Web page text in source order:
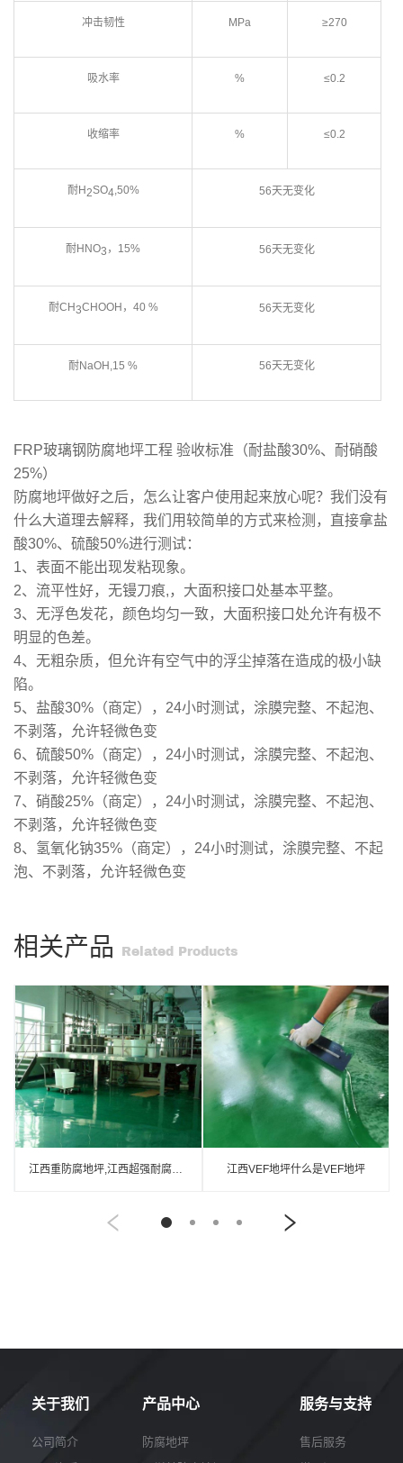
冲击韧性 MPa ≥270
吸水率 % ≤0.2
收缩率 % ≤0.2
耐H2SO4,50% 56天无变化
耐HNO3 ，15% 56天无变化
耐CH3CHOOH，40 % 56天无变化
耐NaOH,15 % 56天无变化
FRP玻璃钢防腐地坪工程 验收标准（耐盐酸30%、耐硝酸
25%）
防腐地坪做好之后，怎么让客户使用起来放心呢？我们没有
什么大道理去解释，我们用较简单的方式来检测，直接拿盐
酸30%、硫酸50%进行测试：
1、表面不能出现发粘现象。
2、流平性好，无镘刀痕,，大面积接口处基本平整。
3、无浮色发花，颜色均匀一致，大面积接口处允许有极不
明显的色差。
4、无粗杂质，但允许有空气中的浮尘掉落在造成的极小缺
陷。
5、盐酸30%（商定），24小时测试，涂膜完整、不起泡、
不剥落，允许轻微色变
6、硫酸50%（商定），24小时测试，涂膜完整、不起泡、
不剥落，允许轻微色变
7、硝酸25%（商定），24小时测试，涂膜完整、不起泡、
不剥落，允许轻微色变
8、氢氧化钠35%（商定），24小时测试，涂膜完整、不起
泡、不剥落，允许轻微色变
相关产品 Related Products
江西重防腐地坪,江西超强耐腐蚀涂料 江西VEF地坪什么是VEF地坪
关于我们
公司简介
产品中心
防腐地坪
服务与支持
售后服务